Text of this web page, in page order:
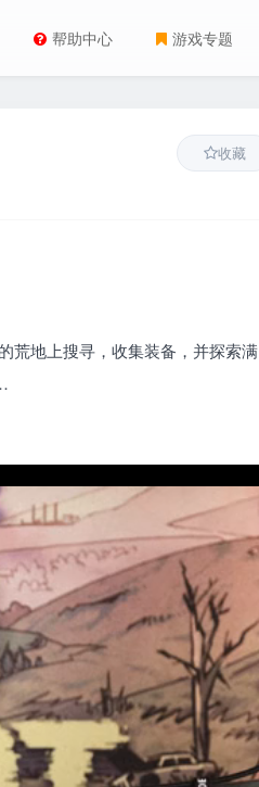
帮助中心 游戏专题
收藏
荒地上搜寻，收集装备，并探索满